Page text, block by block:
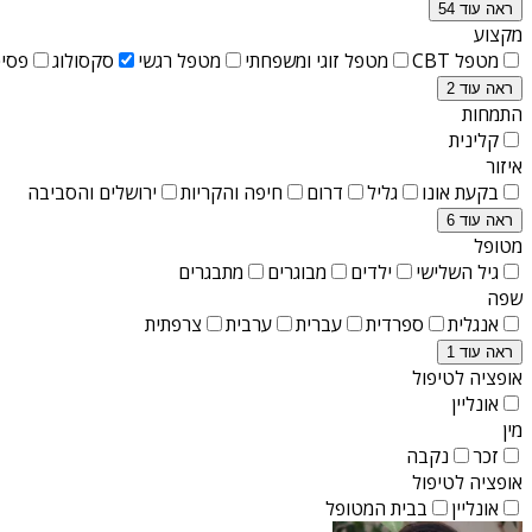
ראה עוד 54
מקצוע
מטפל CBT
מטפל זוגי ומשפחתי מטפל רגשי סקסולוג
ראה עוד 2
התמחות
קלינית
איזור
בקעת אונו
גליל דרום חיפה והקריות ירושלים והסביבה
ראה עוד 6
מטופל
גיל השלישי
ילדים מבוגרים
מתבגרים
שפה
אנגלית
ספרדית עברית ערבית צרפתית
ראה עוד 1
אופציה לטיפול
אונליין
מין
זכר
נקבה
אופציה לטיפול
אונליין
בבית המטופל